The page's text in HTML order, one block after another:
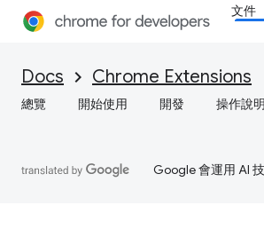
文件
Docs Chrome Extensions
總覽 開始使用 開發 操作說明
Google 會運用 AI